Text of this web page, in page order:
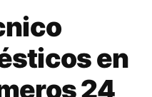
en
24